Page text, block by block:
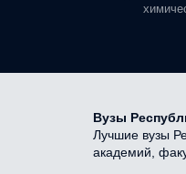
Вузы
Лучшие вузы
академий,